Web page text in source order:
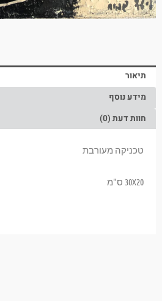
תיאור
מידע נוסף
חוות דעת (0)
טכניקה מעורבת
30X20 ס"מ